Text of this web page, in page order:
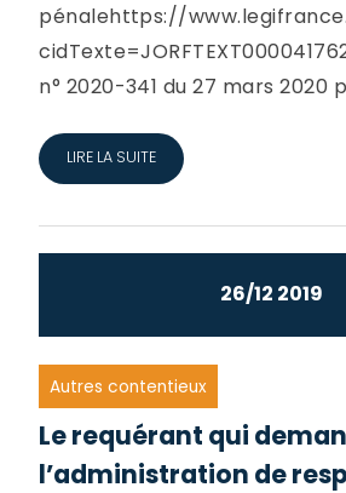
pénalehttps://
n° 2020-341 du 27 mars 2020
LIRE LA SUITE
26/12 2019
Autres contentieux
Le requérant qui
l’administration de